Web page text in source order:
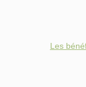
Les